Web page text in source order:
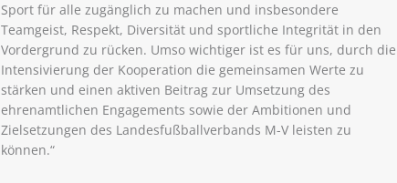
Sport für alle zugänglich zu machen und insbesondere
Teamgeist, Respekt, Diversität und sportliche Integrität in den
Vordergrund zu rücken. Umso wichtiger ist es für uns, durch die
Intensivierung der Kooperation die gemeinsamen Werte zu
stärken und einen aktiven Beitrag zur Umsetzung des
ehrenamtlichen Engagements sowie der Ambitionen und
Zielsetzungen des Landesfußballverbands M-V leisten zu
können.“